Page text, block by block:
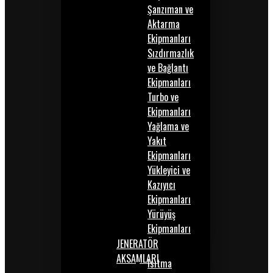
Şanzıman ve
Aktarma
Ekipmanları
Sızdırmazlık
ve Bağlantı
Ekipmanları
Turbo ve
Ekipmanları
Yağlama ve
Yakıt
Ekipmanları
Yükleyici ve
Kazıyıcı
Ekipmanları
Yürüyüş
Ekipmanları
JENERATÖR
AKSAMLARIIsıtma